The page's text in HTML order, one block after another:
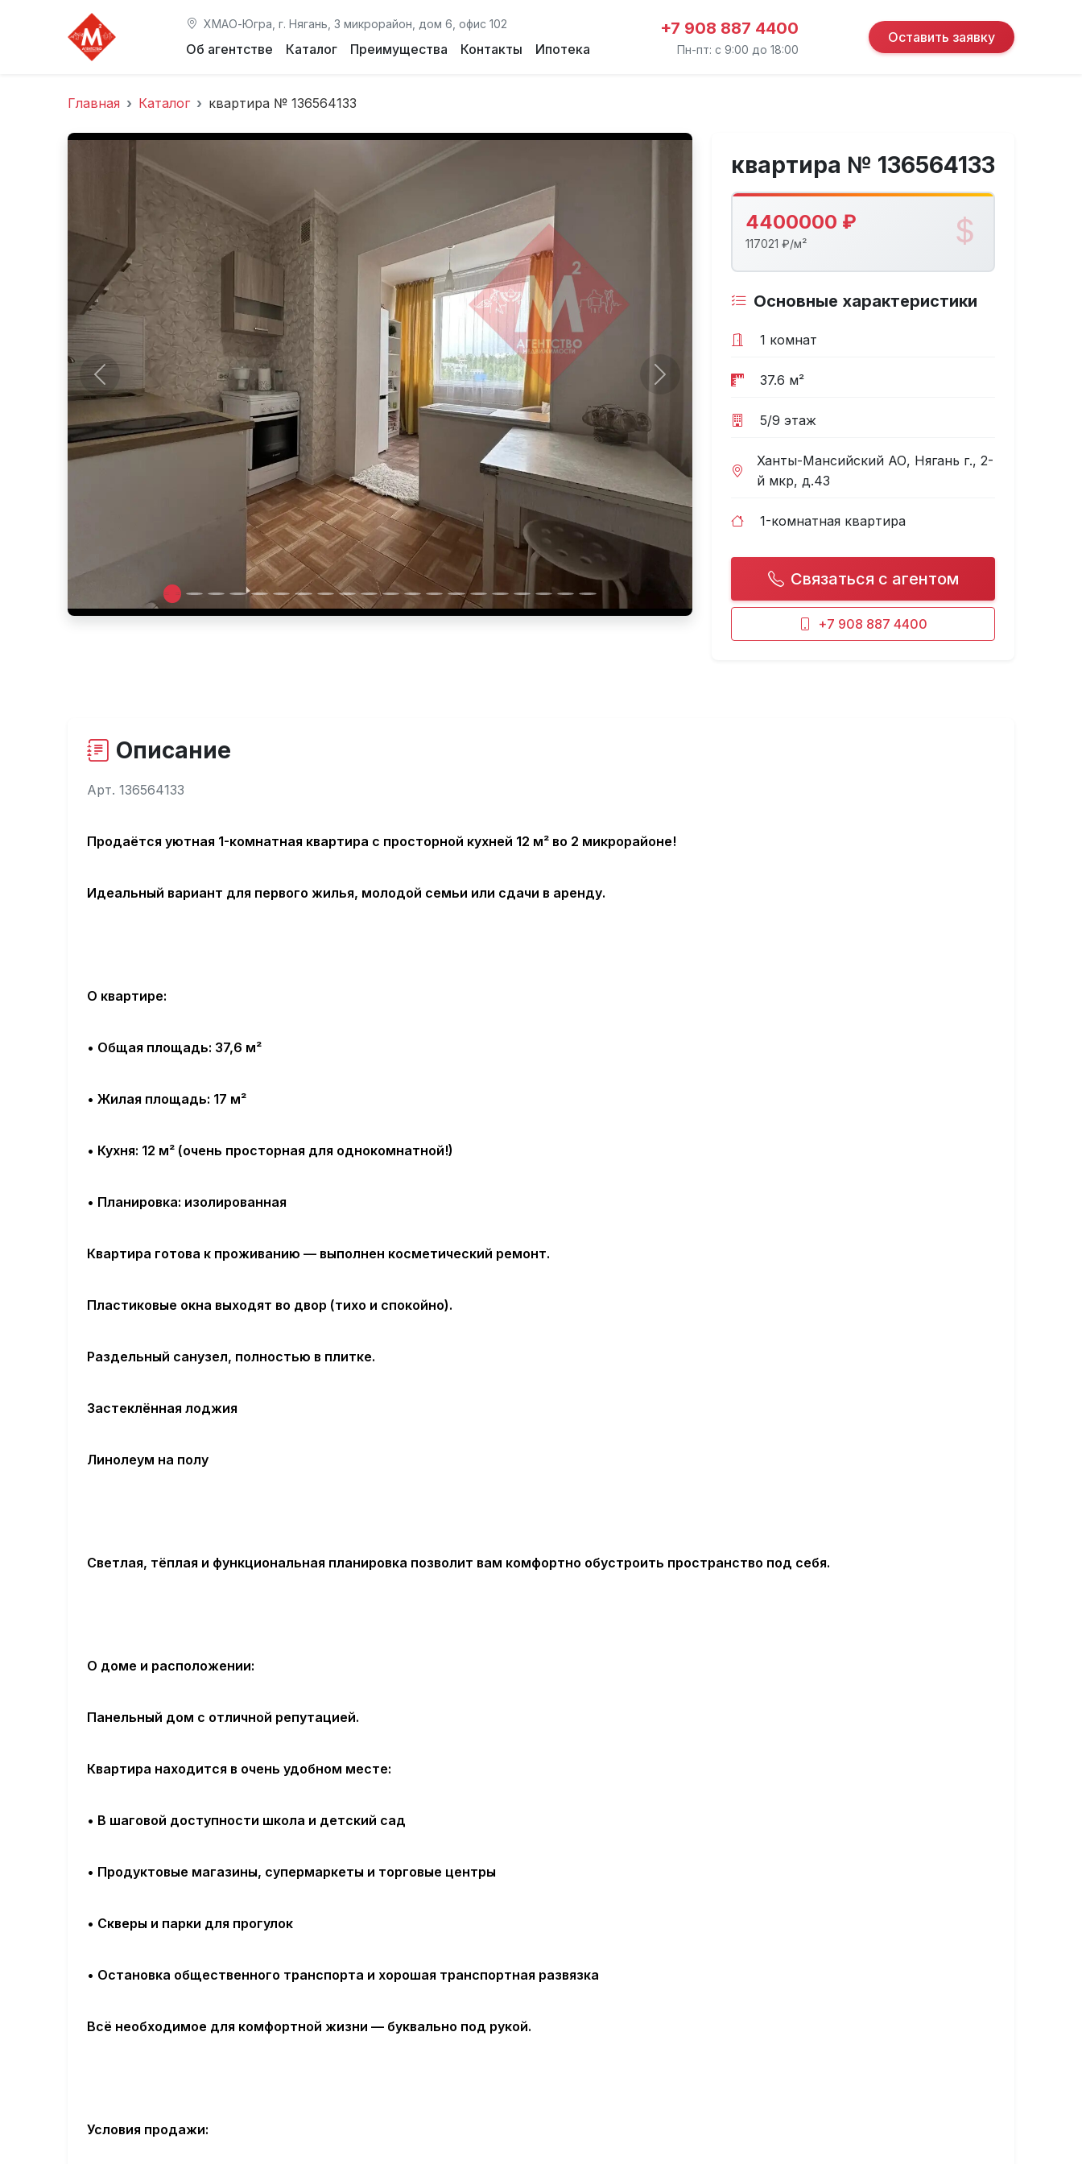
ХМАО-Югра, г. Нягань, 3 микрорайон, дом 6, офис 102
Об агентстве Каталог Преимущества Контакты Ипотека
+7 908 887 4400
Пн-пт: с 9:00 до 18:00
Оставить заявку
Главная Каталог квартира № 136564133
Предыдущее Следующее
квартира № 136564133
4400000 ₽
117021 ₽/м²
Основные характеристики
1 комнат
37.6 м²
5/9 этаж
Ханты-Мансийский АО, Нягань г., 2-
й мкр, д.43
1-комнатная квартира
Связаться с агентом
+7 908 887 4400
Описание
Арт. 136564133
Продаётся уютная 1-комнатная квартира с просторной кухней 12 м² во 2 микрорайоне!
Идеальный вариант для первого жилья, молодой семьи или сдачи в аренду.
О квартире:
• Общая площадь: 37,6 м²
• Жилая площадь: 17 м²
• Кухня: 12 м² (очень просторная для однокомнатной!)
• Планировка: изолированная
Квартира готова к проживанию — выполнен косметический ремонт.
Пластиковые окна выходят во двор (тихо и спокойно).
Раздельный санузел, полностью в плитке.
Застеклённая лоджия
Линолеум на полу
Светлая, тёплая и функциональная планировка позволит вам комфортно обустроить пространство под себя.
О доме и расположении:
Панельный дом с отличной репутацией.
Квартира находится в очень удобном месте:
• В шаговой доступности школа и детский сад
• Продуктовые магазины, супермаркеты и торговые центры
• Скверы и парки для прогулок
• Остановка общественного транспорта и хорошая транспортная развязка
Всё необходимое для комфортной жизни — буквально под рукой.
Условия продажи: